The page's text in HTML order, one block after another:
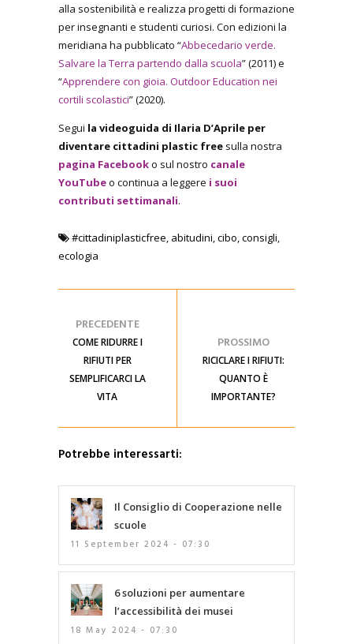
alla sostenibilità e realizza progetti di formazione
per insegnanti e studenti curiosi. Con edizioni la
meridiana ha pubblicato “Abbecedario verde.
Salvare la Terra partendo dalla scuola” (2011) e
“Apprendere con gioia. Outdoor Education nei
cortili scolastici” (2020).
Segui la videoguida di Ilaria D’Aprile per
diventare cittadini plastic free sulla nostra
pagina Facebooko sul nostro canale
YouTubeo continua a leggere i suoi
contributi settimanali.
#cittadiniplasticfree, abitudini,cibo,consigli,
ecologia
PRECEDENTE
COME RIDURRE I
RIFIUTI PER
SEMPLIFICARCI LA
VITA
PROSSIMO
RICICLARE I RIFIUTI:
QUANTO È
IMPORTANTE?
Potrebbe interessarti:
Il Consiglio di Cooperazione nelle
scuole
11 September 2024 - 07:30
6 soluzioni per aumentare
l’accessibilità dei musei
18 May 2024 - 07:30